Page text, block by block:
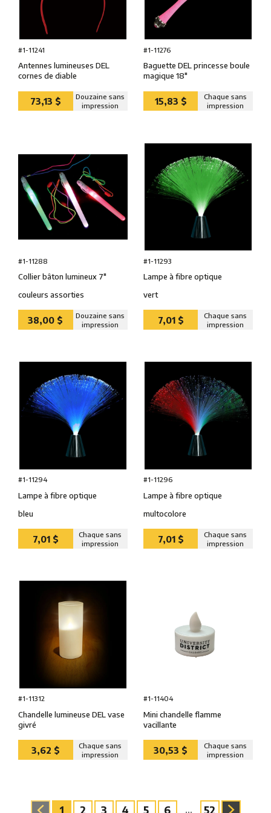
#1-11241
Antennes lumineuses DEL
cornes de diable
73,13 $
Douzaine sans
impression
#1-11276
Baguette DEL princesse boule
magique 18″
15,83 $
Chaque sans
impression
#1-11288
Collier bâton lumineux 7″
couleurs assorties
38,00 $
Douzaine sans
impression
#1-11293
Lampe à fibre optique
vert
7,01 $
Chaque sans
impression
#1-11294
Lampe à fibre optique
bleu
7,01 $
Chaque sans
impression
#1-11296
Lampe à fibre optique
multocolore
7,01 $
Chaque sans
impression
#1-11312
Chandelle lumineuse DEL vase
givré
3,62 $
Chaque sans
impression
#1-11404
Mini chandelle flamme
vacillante
30,53 $
Chaque sans
impression
1 2 3 4 5 6 ... 52